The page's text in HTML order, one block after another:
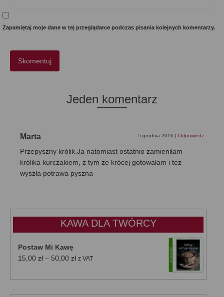
Zapamiętaj moje dane w tej przeglądarce podczas pisania kolejnych komentarzy.
Jeden komentarz
Marta 5 grudnia 2016 | Odpowiedz
Przepyszny królik.Ja natomiast ostatnio zamieniłam
królika kurczakiem, z tym że krócej gotowałam i też
wyszła potrawa pyszna
KAWA DLA TWÓRCY
Postaw Mi Kawę
15,00 zł – 50,00 złZakres
od
z VAT